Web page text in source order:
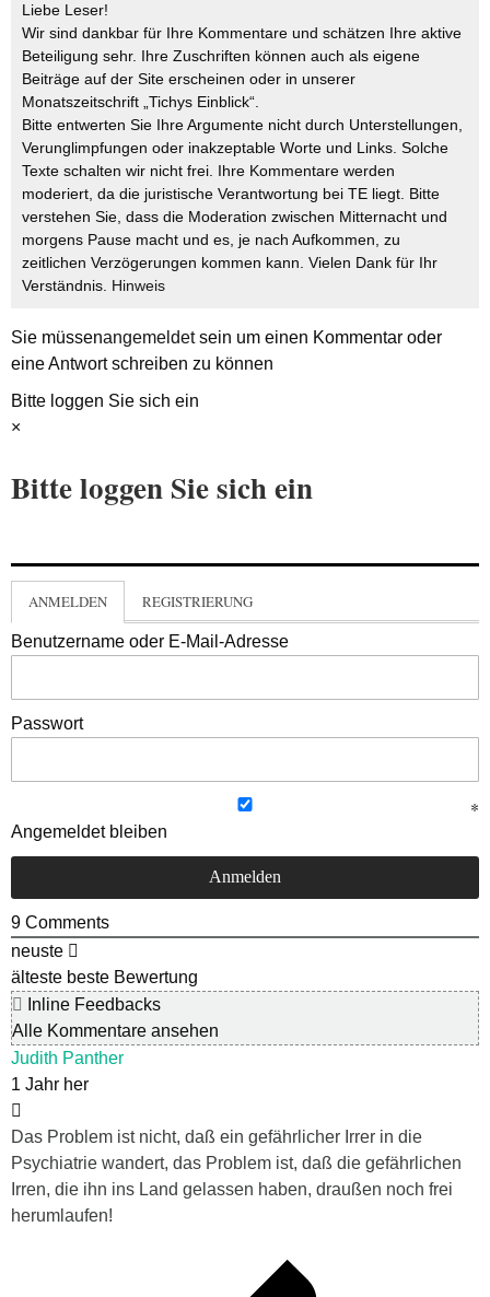
Liebe Leser!
Wir sind dankbar für Ihre Kommentare und schätzen Ihre aktive
Beteiligung sehr. Ihre Zuschriften können auch als eigene
Beiträge auf der Site erscheinen oder in unserer
Monatszeitschrift „Tichys Einblick“.
Bitte entwerten Sie Ihre Argumente nicht durch Unterstellungen,
Verunglimpfungen oder inakzeptable Worte und Links. Solche
Texte schalten wir nicht frei. Ihre Kommentare werden
moderiert, da die juristische Verantwortung bei TE liegt. Bitte
verstehen Sie, dass die Moderation zwischen Mitternacht und
morgens Pause macht und es, je nach Aufkommen, zu
zeitlichen Verzögerungen kommen kann. Vielen Dank für Ihr
Verständnis. Hinweis
Sie müssenangemeldetsein um einen Kommentar oder
eine Antwort schreiben zu können
Bitte loggen Sie sich ein
×
Bitte loggen Sie sich ein
ANMELDEN REGISTRIERUNG
Benutzername oder E-Mail-Adresse
Passwort
Angemeldet bleiben
9 Comments
neuste
älteste beste Bewertung
Inline Feedbacks
Alle Kommentare ansehen
Judith Panther
1 Jahr her
Das Problem ist nicht, daß ein gefährlicher Irrer in die
Psychiatrie wandert, das Problem ist, daß die gefährlichen
Irren, die ihn ins Land gelassen haben, draußen noch frei
herumlaufen!